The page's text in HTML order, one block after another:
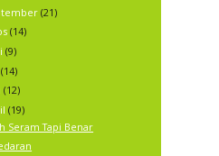
(21)
(14)
(9)
(14)
(12)
(19)
Seram Tapi Benar